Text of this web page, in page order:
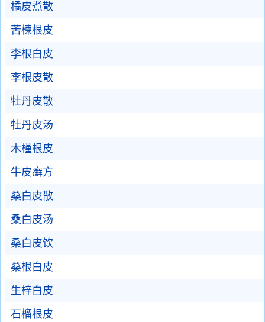
橘皮煮散
苦楝根皮
李根白皮
李根皮散
牡丹皮散
牡丹皮汤
木槿根皮
牛皮癣方
桑白皮散
桑白皮汤
桑白皮饮
桑根白皮
生梓白皮
石榴根皮